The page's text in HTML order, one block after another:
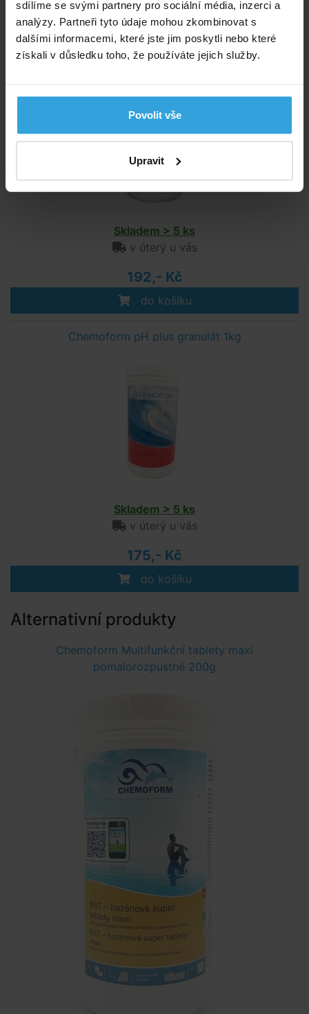
sdílíme se svými partnery pro sociální média, inzerci a
analýzy. Partneři tyto údaje mohou zkombinovat s
dalšími informacemi, které jste jim poskytli nebo které
získali v důsledku toho, že používáte jejich služby.
Povolit vše
Upravit
do košíku
Chemoform pH minus granulát 1,5kg
Skladem > 5 ks
v úterý u vás
192,- Kč
do košíku
Chemoform pH plus granulát 1kg
Skladem > 5 ks
v úterý u vás
175,- Kč
do košíku
Alternativní produkty
Chemoform Multifunkční tablety maxi
pomalorozpustné 200g